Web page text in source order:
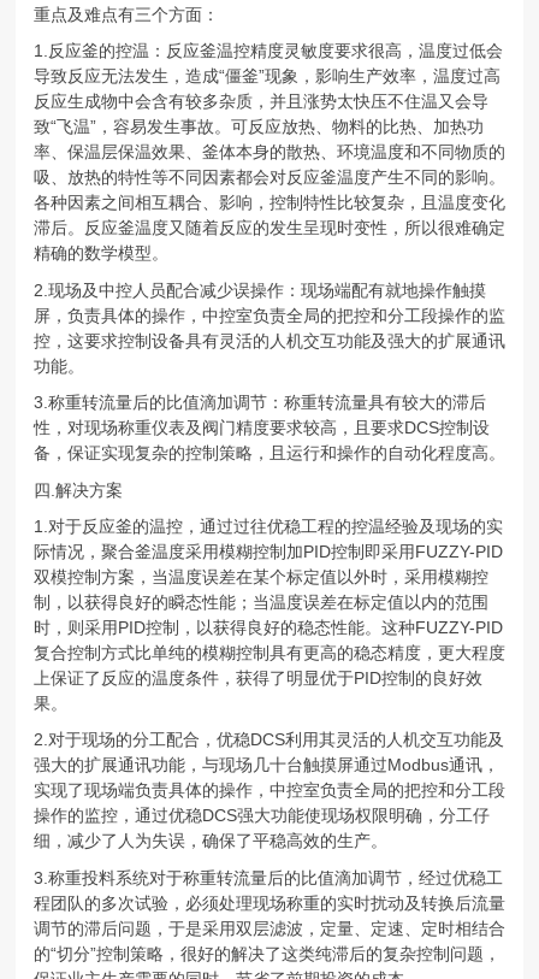
重点及难点有三个方面：
1.反应釜的控温：反应釜温控精度灵敏度要求很高，温度过低会
导致反应无法发生，造成“僵釜”现象，影响生产效率，温度过高
反应生成物中会含有较多杂质，并且涨势太快压不住温又会导
致“飞温”，容易发生事故。可反应放热、物料的比热、加热功
率、保温层保温效果、釜体本身的散热、环境温度和不同物质的
吸、放热的特性等不同因素都会对反应釜温度产生不同的影响。
各种因素之间相互耦合、影响，控制特性比较复杂，且温度变化
滞后。反应釜温度又随着反应的发生呈现时变性，所以很难确定
精确的数学模型。
2.现场及中控人员配合减少误操作：现场端配有就地操作触摸
屏，负责具体的操作，中控室负责全局的把控和分工段操作的监
控，这要求控制设备具有灵活的人机交互功能及强大的扩展通讯
功能。
3.称重转流量后的比值滴加调节：称重转流量具有较大的滞后
性，对现场称重仪表及阀门精度要求较高，且要求DCS控制设
备，保证实现复杂的控制策略，且运行和操作的自动化程度高。
四.解决方案
1.对于反应釜的温控，通过过往优稳工程的控温经验及现场的实
际情况，聚合釜温度采用模糊控制加PID控制即采用FUZZY-PID
双模控制方案，当温度误差在某个标定值以外时，采用模糊控
制，以获得良好的瞬态性能；当温度误差在标定值以内的范围
时，则采用PID控制，以获得良好的稳态性能。这种FUZZY-PID
复合控制方式比单纯的模糊控制具有更高的稳态精度，更大程度
上保证了反应的温度条件，获得了明显优于PID控制的良好效
果。
2.对于现场的分工配合，优稳DCS利用其灵活的人机交互功能及
强大的扩展通讯功能，与现场几十台触摸屏通过Modbus通讯，
实现了现场端负责具体的操作，中控室负责全局的把控和分工段
操作的监控，通过优稳DCS强大功能使现场权限明确，分工仔
细，减少了人为失误，确保了平稳高效的生产。
3.称重投料系统对于称重转流量后的比值滴加调节，经过优稳工
程团队的多次试验，必须处理现场称重的实时扰动及转换后流量
调节的滞后问题，于是采用双层滤波，定量、定速、定时相结合
的“切分”控制策略，很好的解决了这类纯滞后的复杂控制问题，